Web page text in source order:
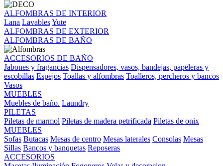
ALFOMBRAS DE INTERIOR
Lana LavablesYute
ALFOMBRAS DE EXTERIOR
ALFOMBRAS DE BAÑO
ACCESORIOS DE BAÑO
Jabones y fragancias Dispensadores, vasos, bandejas, papeleras y
escobillas Espejos Toallas y alfombras Toalleros, percheros y bancos
Vasos
MUEBLES
Muebles de baño. Laundry
PILETAS
Piletas de marmol Piletas de madera petrificada Piletas de onix
MUEBLES
Sofas Butacas Mesas de centro Mesas laterales Consolas Mesas
Sillas Bancos y banquetas Reposeras
ACCESORIOS